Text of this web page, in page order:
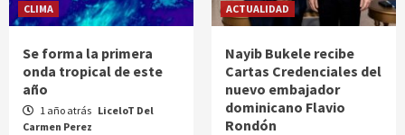
CLIMA
Se forma la primera
onda tropical de este
año
1 año atrás LiceloT Del
Carmen Perez
ACTUALIDAD
Nayib Bukele recibe
Cartas Credenciales del
nuevo embajador
dominicano Flavio
Rondón